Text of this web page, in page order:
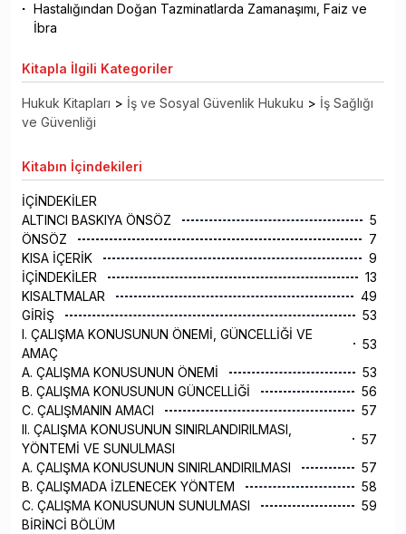
Hastalığından Doğan Tazminatlarda Zamanaşımı, Faiz ve
İbra
Kitapla İlgili Kategoriler
Hukuk Kitapları > İş ve Sosyal Güvenlik Hukuku > İş Sağlığı
ve Güvenliği
Kitabın İçindekileri
İÇİNDEKİLER
ALTINCI BASKIYA ÖNSÖZ
5
ÖNSÖZ
7
KISA İÇERİK
9
İÇİNDEKİLER
13
KISALTMALAR
49
GİRİŞ
53
I. ÇALIŞMA KONUSUNUN ÖNEMİ, GÜNCELLİĞİ VE
AMAÇ
53
A. ÇALIŞMA KONUSUNUN ÖNEMİ
53
B. ÇALIŞMA KONUSUNUN GÜNCELLİĞİ
56
C. ÇALIŞMANIN AMACI
57
II. ÇALIŞMA KONUSUNUN SINIRLANDIRILMASI,
YÖNTEMİ VE SUNULMASI
57
A. ÇALIŞMA KONUSUNUN SINIRLANDIRILMASI
57
B. ÇALIŞMADA İZLENECEK YÖNTEM
58
C. ÇALIŞMA KONUSUNUN SUNULMASI
59
BİRİNCİ BÖLÜM